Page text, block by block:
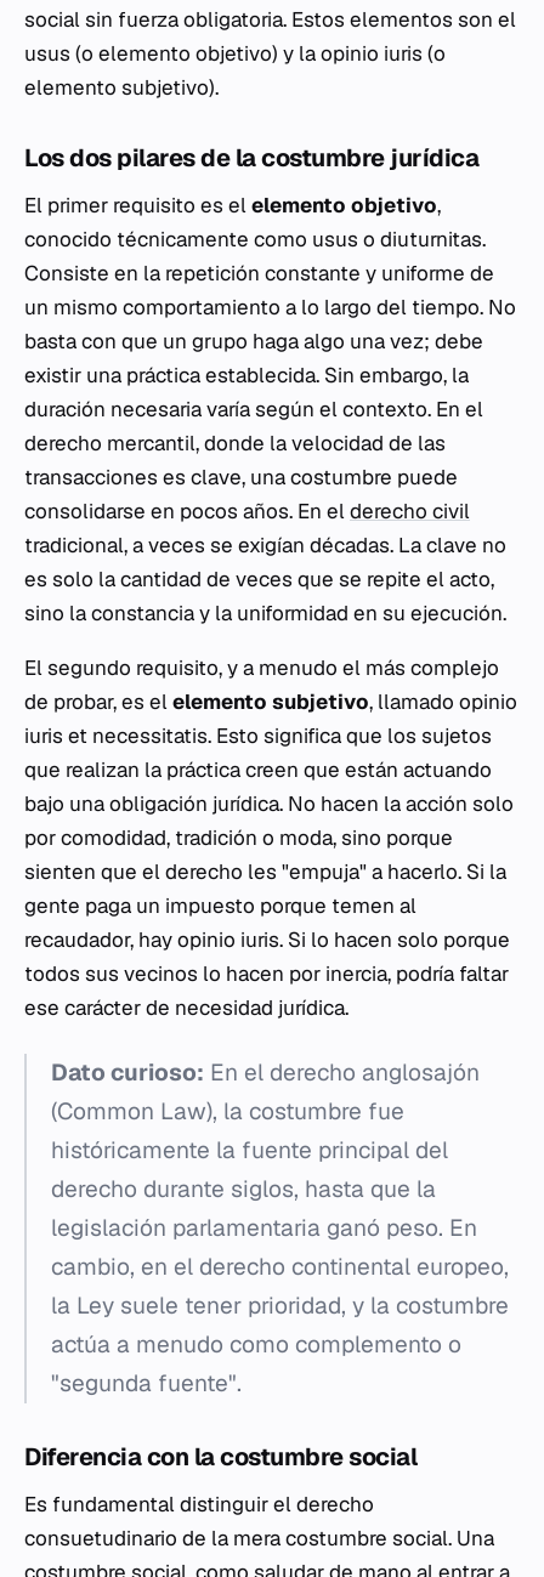
social sin fuerza obligatoria. Estos elementos son el
usus (o elemento objetivo) y laopinio iuris (o
elemento subjetivo).
Los dos pilares de la costumbre jurídica
El primer requisito es elelemento objetivo,
conocido técnicamente como usus o diuturnitas.
Consiste en la repetición constante y uniforme de
un mismo comportamiento a lo largo del tiempo. No
basta con que un grupo haga algo una vez; debe
existir una práctica establecida. Sin embargo, la
duración necesaria varía según el contexto. En el
derecho mercantil, donde la velocidad de las
transacciones es clave, una costumbre puede
consolidarse en pocos años. En elderecho civil
tradicional, a veces se exigían décadas. La clave no
es solo la cantidad de veces que se repite el acto,
sino la constancia y la uniformidad en su ejecución.
El segundo requisito, y a menudo el más complejo
de probar, es elelemento subjetivo, llamado opinio
iuris et necessitatis. Esto significa que los sujetos
que realizan la práctica creen que están actuando
bajo una obligación jurídica. No hacen la acción solo
por comodidad, tradición o moda, sino porque
sienten que el derecho les "empuja" a hacerlo. Si la
gente paga un impuesto porque temen al
recaudador, hayopinio iuris. Si lo hacen solo porque
todos sus vecinos lo hacen por inercia, podría faltar
ese carácter de necesidad jurídica.
Dato curioso: En el derecho anglosajón
(Common Law), la costumbre fue
históricamente la fuente principal del
derecho durante siglos, hasta que la
legislación parlamentaria ganó peso. En
cambio, en el derecho continental europeo,
la Ley suele tener prioridad, y la costumbre
actúa a menudo como complemento o
"segunda fuente".
Diferencia con la costumbre social
Es fundamental distinguir el derecho
consuetudinario de la mera costumbre social. Una